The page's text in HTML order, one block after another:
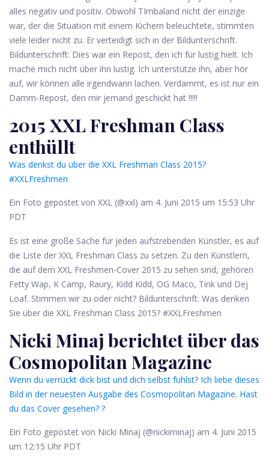
alles negativ und positiv. Obwohl TImbaland nicht der einzige
war, der die Situation mit einem Kichern beleuchtete, stimmten
viele leider nicht zu. Er verteidigt sich in der Bildunterschrift.
Bildunterschrift: Dies war ein Repost, den ich für lustig hielt. Ich
mache mich nicht über ihn lustig. Ich unterstütze ihn, aber hör
auf, wir können alle irgendwann lachen. Verdammt, es ist nur ein
Damm-Repost, den mir jemand geschickt hat !!!!!
2015 XXL Freshman Class
enthüllt
Was denkst du über die XXL Freshman Class 2015?
#XXLFreshmen
Ein Foto gepostet von XXL (@xxl) am 4. Juni 2015 um 15:53 ​​Uhr
PDT
Es ist eine große Sache für jeden aufstrebenden Künstler, es auf
die Liste der XXL Freshman Class zu setzen. Zu den Künstlern,
die auf dem XXL Freshmen-Cover 2015 zu sehen sind, gehören
Fetty Wap, K Camp, Raury, Kidd Kidd, OG Maco, Tink und Dej
Loaf. Stimmen wir zu oder nicht? Bildunterschrift: Was denken
Sie über die XXL Freshman Class 2015? #XXLFreshmen
Nicki Minaj berichtet über das
Cosmopolitan Magazine
Wenn du verrückt dick bist und dich selbst fühlst? Ich liebe dieses
Bild in der neuesten Ausgabe des Cosmopolitan Magazine. Hast
du das Cover gesehen? ?
Ein Foto gepostet von Nicki Minaj (@nickiminaj) am 4. Juni 2015
um 12:15 Uhr PDT